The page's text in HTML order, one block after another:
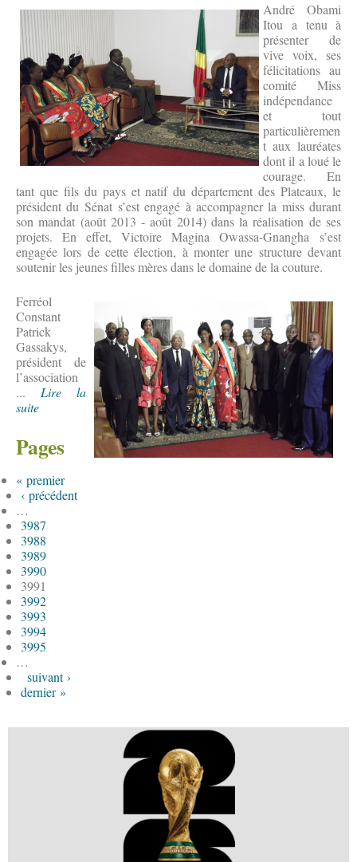
André Obami
Itou a tenu à
présenter de
vive voix, ses
félicitations au
comité Miss
indépendance
et tout
particulièremen
t aux lauréates
dont il a loué le
courage. En
tant que fils du pays et natif du département des Plateaux, le
président du Sénat s’est engagé à accompagner la miss durant
son mandat (août 2013 - août 2014) dans la réalisation de ses
projets. En effet, Victoire Magina Owassa-Gnangha s’est
engagée lors de cette élection, à monter une structure devant
soutenir les jeunes filles mères dans le domaine de la couture.
Ferréol
Constant
Patrick
Gassakys,
président de
l’association
... Lire la
suite
Pages
« premier
‹ précédent
…
3987
3988
3989
3990
3991
3992
3993
3994
3995
…
suivant ›
dernier »